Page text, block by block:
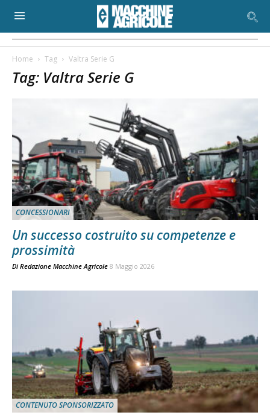
Home Tag Valtra Serie G
Tag: Valtra Serie G
CONCESSIONARI
Un successo costruito su competenze e
prossimità
Di Redazione Macchine Agricole 8 Maggio 2026
CONTENUTO SPONSORIZZATO